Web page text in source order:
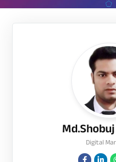
Digital